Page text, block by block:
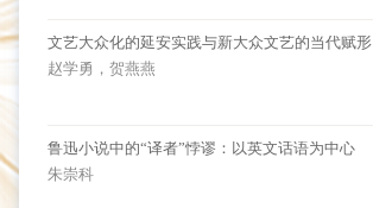
文艺大众化的延安实践与新大众文艺的当代赋形
赵学勇，贺燕燕
鲁迅小说中的“译者”悖谬：以英文话语为中心
朱崇科